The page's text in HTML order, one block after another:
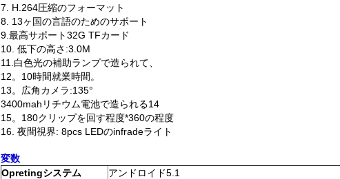
7. H.264圧縮のフォーマット
8. 13ヶ国の言語のためのサポート
9.最高サポート32G TFカード
10. 低下の高さ:3.0M
11.白色光の補助ランプで造られて、
12。10時間就業時間。
13。広角カメラ:135°
3400mahリチウム電池で造られる14
15。180クリップを回す程度*360の程度
16. 夜間視界: 8pcs LEDのinfradeライト
変数
Opretingシステム
アンドロイド5.1